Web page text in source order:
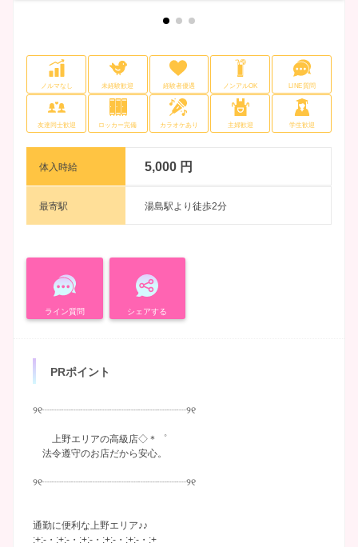
ノルマなし 未経験歓迎 経験者優遇 ノンアルOK LINE質問
友達同士歓迎 ロッカー完備 カラオケあり 主婦歓迎 学生歓迎
体入時給 5,000 円
最寄駅 湯島駅より徒歩2分
ライン質問 シェアする
PRポイント
୨୧┈┈┈┈┈┈┈┈┈┈┈┈┈┈┈୨୧
上野エリアの高級店◇＊゜
法令遵守のお店だから安心。
୨୧┈┈┈┈┈┈┈┈┈┈┈┈┈┈┈୨୧
通勤に便利な上野エリア♪♪
:+:-・:+:-・:+:-・:+:-・:+:-・:+